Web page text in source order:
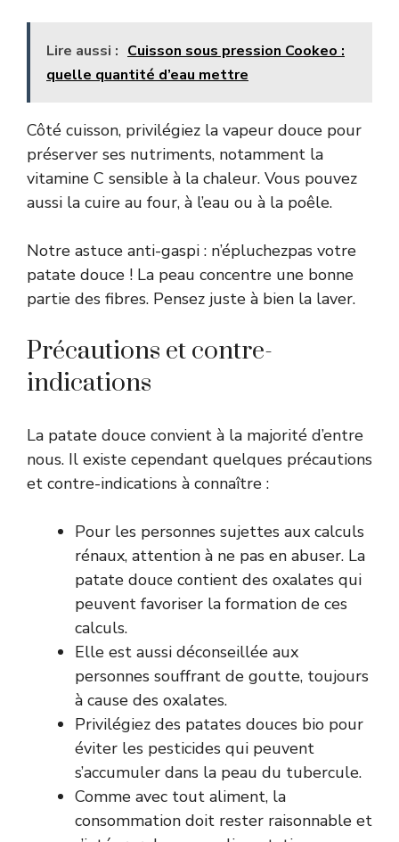
Lire aussi : Cuisson sous pression Cookeo :
quelle quantité d’eau mettre
Côté cuisson, privilégiez la vapeur douce pour
préserver ses nutriments, notamment la
vitamine C sensible à la chaleur. Vous pouvez
aussi la cuire au four, à l’eau ou à la poêle.
Notre astuce anti-gaspi : n’épluchezpas votre
patate douce ! La peau concentre une bonne
partie des fibres. Pensez juste à bien la laver.
Précautions et contre-
indications
La patate douce convient à la majorité d’entre
nous. Il existe cependant quelques précautions
et contre-indications à connaître :
Pour les personnes sujettes aux calculs
rénaux, attention à ne pas en abuser. La
patate douce contient des oxalates qui
peuvent favoriser la formation de ces
calculs.
Elle est aussi déconseillée aux
personnes souffrant de goutte, toujours
à cause des oxalates.
Privilégiez des patates douces bio pour
éviter les pesticides qui peuvent
s’accumuler dans la peau du tubercule.
Comme avec tout aliment, la
consommation doit rester raisonnable et